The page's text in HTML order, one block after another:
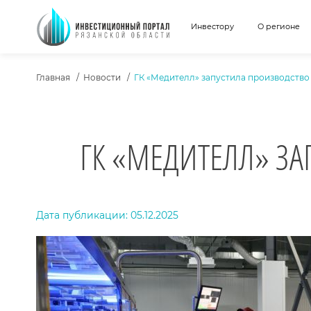
Инвестору О регионе
ХЛЕБНЫЕ КРОШКИ
Главная Новости ГК «Медителл» запустила
ГК «МЕДИТЕЛЛ»
ТЕКСТ НОВОСТИ
Дата публикации: 05.12.2025